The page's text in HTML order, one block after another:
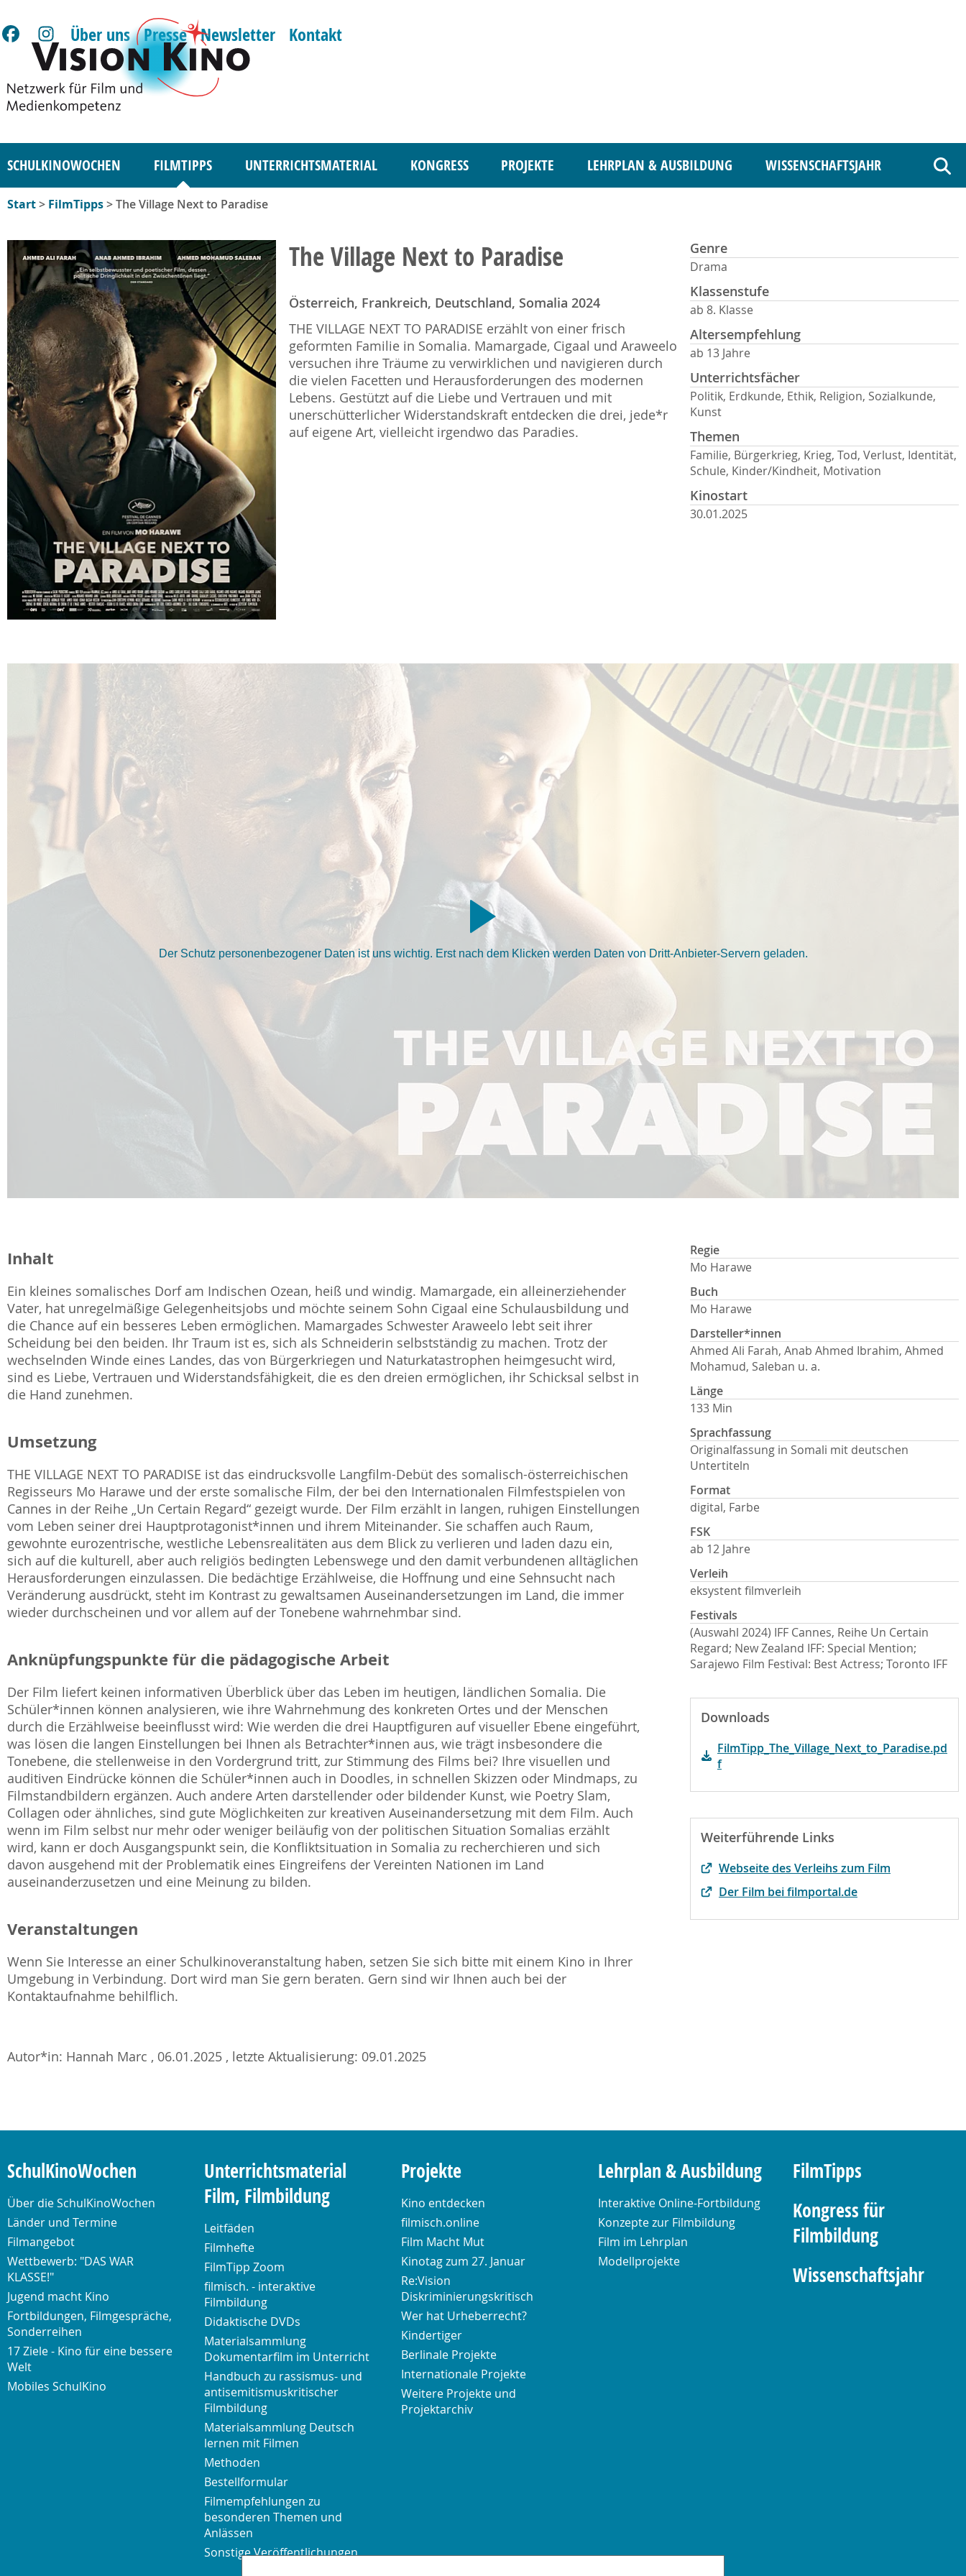
Über uns Presse Newsletter Kontakt
SCHULKINOWOCHEN FILMTIPPS UNTERRICHTSMATERIAL KONGRESS PROJEKTE LEHRPLAN & AUSBILDUNG WISSENSCHAFTSJAHR
Start> FilmTipps> The Village Next to Paradise
The Village Next to Paradise
Österreich, Frankreich, Deutschland, Somalia 2024
THE VILLAGE NEXT TO PARADISE erzählt von einer frisch
geformten Familie in Somalia. Mamargade, Cigaal und Araweelo
versuchen ihre Träume zu verwirklichen und navigieren durch
die vielen Facetten und Herausforderungen des modernen
Lebens. Gestützt auf die Liebe und Vertrauen und mit
unerschütterlicher Widerstandskraft entdecken die drei, jede*r
auf eigene Art, vielleicht irgendwo das Paradies.
Genre
Drama
Klassenstufe
ab 8. Klasse
Altersempfehlung
ab 13 Jahre
Unterrichtsfächer
Politik, Erdkunde, Ethik, Religion, Sozialkunde,
Kunst
Themen
Familie, Bürgerkrieg, Krieg, Tod, Verlust, Identität,
Schule, Kinder/Kindheit, Motivation
Kinostart
30.01.2025
Der Schutz personenbezogener Daten ist uns wichtig. Erst nach dem Klicken werden Daten von Dritt-Anbieter-Servern geladen.
Inhalt
Ein kleines somalisches Dorf am Indischen Ozean, heiß und windig. Mamargade, ein alleinerziehender
Vater, hat unregelmäßige Gelegenheitsjobs und möchte seinem Sohn Cigaal eine Schulausbildung und
die Chance auf ein besseres Leben ermöglichen. Mamargades Schwester Araweelo lebt seit ihrer
Scheidung bei den beiden. Ihr Traum ist es, sich als Schneiderin selbstständig zu machen. Trotz der
wechselnden Winde eines Landes, das von Bürgerkriegen und Naturkatastrophen heimgesucht wird,
sind es Liebe, Vertrauen und Widerstandsfähigkeit, die es den dreien ermöglichen, ihr Schicksal selbst in
die Hand zunehmen.
Umsetzung
THE VILLAGE NEXT TO PARADISE ist das eindrucksvolle Langfilm-Debüt des somalisch-österreichischen
Regisseurs Mo Harawe und der erste somalische Film, der bei den Internationalen Filmfestspielen von
Cannes in der Reihe „Un Certain Regard“ gezeigt wurde. Der Film erzählt in langen, ruhigen Einstellungen
vom Leben seiner drei Hauptprotagonist*innen und ihrem Miteinander. Sie schaffen auch Raum,
gewohnte eurozentrische, westliche Lebensrealitäten aus dem Blick zu verlieren und laden dazu ein,
sich auf die kulturell, aber auch religiös bedingten Lebenswege und den damit verbundenen alltäglichen
Herausforderungen einzulassen. Die bedächtige Erzählweise, die Hoffnung und eine Sehnsucht nach
Veränderung ausdrückt, steht im Kontrast zu gewaltsamen Auseinandersetzungen im Land, die immer
wieder durchscheinen und vor allem auf der Tonebene wahrnehmbar sind.
Anknüpfungspunkte für die pädagogische Arbeit
Der Film liefert keinen informativen Überblick über das Leben im heutigen, ländlichen Somalia. Die
Schüler*innen können analysieren, wie ihre Wahrnehmung des konkreten Ortes und der Menschen
durch die Erzählweise beeinflusst wird: Wie werden die drei Hauptfiguren auf visueller Ebene eingeführt,
was lösen die langen Einstellungen bei Ihnen als Betrachter*innen aus, wie trägt insbesondere die
Tonebene, die stellenweise in den Vordergrund tritt, zur Stimmung des Films bei? Ihre visuellen und
auditiven Eindrücke können die Schüler*innen auch in Doodles, in schnellen Skizzen oder Mindmaps, zu
Filmstandbildern ergänzen. Auch andere Arten darstellender oder bildender Kunst, wie Poetry Slam,
Collagen oder ähnliches, sind gute Möglichkeiten zur kreativen Auseinandersetzung mit dem Film. Auch
wenn im Film selbst nur mehr oder weniger beiläufig von der politischen Situation Somalias erzählt
wird, kann er doch Ausgangspunkt sein, die Konfliktsituation in Somalia zu recherchieren und sich
davon ausgehend mit der Problematik eines Eingreifens der Vereinten Nationen im Land
auseinanderzusetzen und eine Meinung zu bilden.
Veranstaltungen
Wenn Sie Interesse an einer Schulkinoveranstaltung haben, setzen Sie sich bitte mit einem Kino in Ihrer
Umgebung in Verbindung. Dort wird man Sie gern beraten. Gern sind wir Ihnen auch bei der
Kontaktaufnahme behilflich.
Autor*in: Hannah Marc , 06.01.2025 , letzte Aktualisierung: 09.01.2025
Regie
Mo Harawe
Buch
Mo Harawe
Darsteller*innen
Ahmed Ali Farah, Anab Ahmed Ibrahim, Ahmed
Mohamud, Saleban u. a.
Länge
133 Min
Sprachfassung
Originalfassung in Somali mit deutschen
Untertiteln
Format
digital, Farbe
FSK
ab 12 Jahre
Verleih
eksystent filmverleih
Festivals
(Auswahl 2024) IFF Cannes, Reihe Un Certain
Regard; New Zealand IFF: Special Mention;
Sarajewo Film Festival: Best Actress; Toronto IFF
Downloads
FilmTipp_The_Village_Next_to_Paradise.pd
f
Weiterführende Links
Webseite des Verleihs zum Film
Der Film bei filmportal.de
SchulKinoWochen
Über die SchulKinoWochen
Länder und Termine
Filmangebot
Wettbewerb: "DAS WAR
KLASSE!"
Jugend macht Kino
Fortbildungen, Filmgespräche,
Sonderreihen
17 Ziele - Kino für eine bessere
Welt
Mobiles SchulKino
Unterrichtsmaterial
Film, Filmbildung
Leitfäden
Filmhefte
FilmTipp Zoom
filmisch. - interaktive
Filmbildung
Didaktische DVDs
Materialsammlung
Dokumentarfilm im Unterricht
Handbuch zu rassismus- und
antisemitismuskritischer
Filmbildung
Materialsammlung Deutsch
lernen mit Filmen
Methoden
Bestellformular
Filmempfehlungen zu
besonderen Themen und
Anlässen
Sonstige Veröffentlichungen
Projekte
Kino entdecken
filmisch.online
Film Macht Mut
Kinotag zum 27. Januar
Re:Vision
Diskriminierungskritisch
Wer hat Urheberrecht?
Kindertiger
Berlinale Projekte
Internationale Projekte
Weitere Projekte und
Projektarchiv
Lehrplan & Ausbildung
Interaktive Online-Fortbildung
Konzepte zur Filmbildung
Film im Lehrplan
Modellprojekte
FilmTipps
Kongress für
Filmbildung
Wissenschaftsjahr